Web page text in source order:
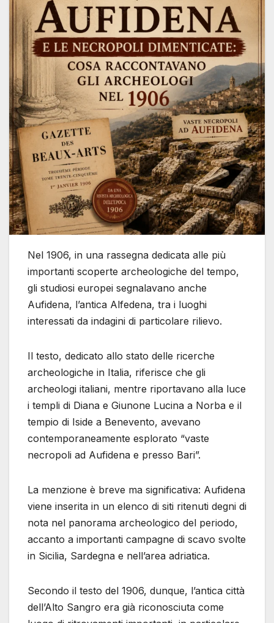
Nel 1906, in una rassegna dedicata alle più
importanti scoperte archeologiche del tempo,
gli studiosi europei segnalavano anche
Aufidena, l’antica Alfedena, tra i luoghi
interessati da indagini di particolare rilievo.
Il testo, dedicato allo stato delle ricerche
archeologiche in Italia, riferisce che gli
archeologi italiani, mentre riportavano alla luce
i templi di Diana e Giunone Lucina a Norba e il
tempio di Iside a Benevento, avevano
contemporaneamente esplorato “vaste
necropoli ad Aufidena e presso Bari”.
La menzione è breve ma significativa: Aufidena
viene inserita in un elenco di siti ritenuti degni di
nota nel panorama archeologico del periodo,
accanto a importanti campagne di scavo svolte
in Sicilia, Sardegna e nell’area adriatica.
Secondo il testo del 1906, dunque, l’antica città
dell’Alto Sangro era già riconosciuta come